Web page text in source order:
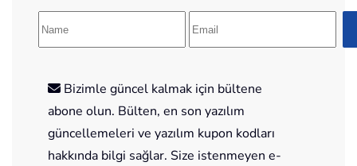
Bizimle güncel kalmak için bültene
abone olun. Bülten, en son yazılım
güncellemeleri ve yazılım kupon kodları
hakkında bilgi sağlar. Size istenmeyen e-